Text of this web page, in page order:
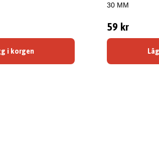
i korgen
30 MM
59 kr